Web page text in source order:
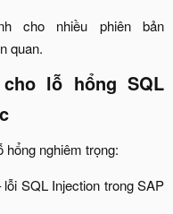
cho nhiều phiên bản
quan.​
lỗ hổng SQL
hổng nghiêm trọng:​
SQL Injection trong SAP